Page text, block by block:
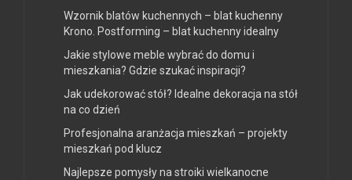
Wzornik blatów kuchennych – blat kuchenny
Krono. Postforming – blat kuchenny idealny
Jakie stylowe meble wybrać do domu i
mieszkania? Gdzie szukać inspiracji?
Jak udekorować stół? Idealne dekoracja na stół
na co dzień
Profesjonalna aranżacja mieszkań – projekty
mieszkań pod klucz
Najlepsze pomysły na stroiki wielkanocne